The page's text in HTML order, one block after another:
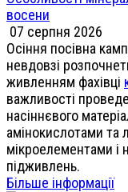
восени
07 серпня 2026
Осіння посівна
невдовзі
живленням фахівці
важливості
насіннєвого
амінокислотами та
мікроелементами і
підживлень.
Більше інформації